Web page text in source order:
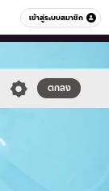
เข้าสู่ระบบสมาชิก
หมวดอื่นๆ
ตกลง